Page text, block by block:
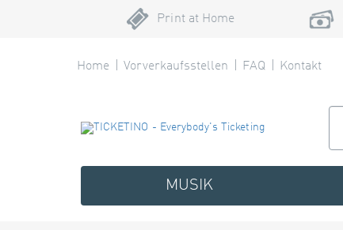
Print at Home
Home Vorverkaufsstellen FAQ Kontakt
MUSIK